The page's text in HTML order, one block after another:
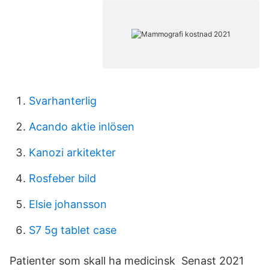
Svarhanterlig
Acando aktie inlösen
Kanozi arkitekter
Rosfeber bild
Elsie johansson
S7 5g tablet case
Patienter som skall ha medicinsk Senast 2021